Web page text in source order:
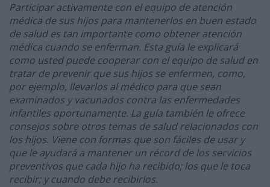
Participar activamente con el equipo de atención
médica de sus hijos para mantenerlos en buen estado
de salud es tan importante como obtener atención
médica cuando se enferman. Esta guía le explicará
como usted puede cooperar con el equipo de salud en
tratar de prevenir que sus hijos se enfermen, como,
por ejemplo, llevarlos al médico para que sean
examinados y vacunados contra las enfermedades
infantiles oportunamente. La guía también le ofrece
consejos sobre otros temas de salud relacionados con
los hijos. Viene con formas que son fáciles de usar y
que le ayudará a mantener un récord de los servicios
preventivos que cada hijo ha recibido; los que le toca
recibir; y cuando debe recibirlos.